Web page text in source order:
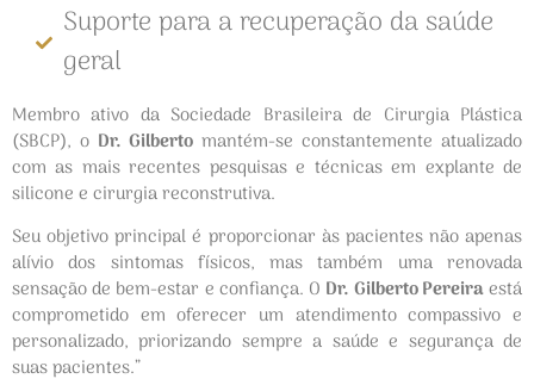
Suporte para a recuperação da saúde
geral
Membro ativo da Sociedade Brasileira de Cirurgia Plástica
(SBCP), o Dr. Gilberto mantém-se constantemente atualizado
com as mais recentes pesquisas e técnicas em explante de
silicone e cirurgia reconstrutiva.
Seu objetivo principal é proporcionar às pacientes não apenas
alívio dos sintomas físicos, mas também uma renovada
sensação de bem-estar e confiança. O Dr. Gilberto Pereiraestá
comprometido em oferecer um atendimento compassivo e
personalizado, priorizando sempre a saúde e segurança de
suas pacientes.”